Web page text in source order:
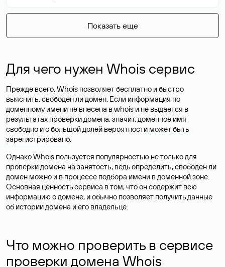
Показать еще
Для чего нужен Whois сервис
Прежде всего, Whois позволяет бесплатно и быстро
выяснить, свободен ли домен. Если информация по
доменному имени не внесена в whois и не выдается в
результатах проверки домена, значит, доменное имя
свободно и с большой долей вероятности может быть
зарегистрировано.
Однако Whois пользуется популярностью не только для
проверки домена на занятость, ведь определить, свободен ли
домен можно и в процессе подбора имени в доменной зоне.
Основная ценность сервиса в том, что он содержит всю
информацию о домене, и обычно позволяет получить данные
об истории домена и его владельце.
Что можно проверить в сервисе
проверки домена Whois